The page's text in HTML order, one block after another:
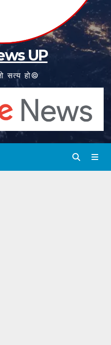
UP
सत्य हो©